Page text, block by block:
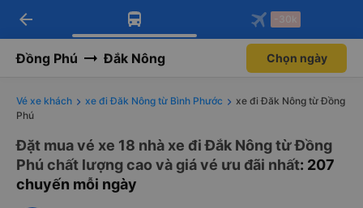
Tải app Vexere ngay!
Nhận ưu đãi thành viên độc
Mở app
Tải app Vexere
-30k/ghế khi đặt vé máy bay qua
Mở app
arrow_back -30k
Đồng Phú Đắk Nông Chọn ngày
Vé xe khách xe đi Đăk Nông từ Bình Phước
xe đi Đăk Nông từ Đồng
Phú
Đặt mua vé xe 18 nhà xe đi Đắk Nông từ Đồng
Phú chất lượng cao và giá vé ưu đãi nhất: 207
chuyến mỗi ngày